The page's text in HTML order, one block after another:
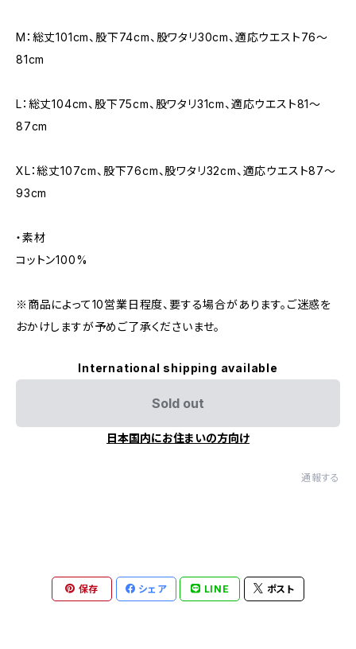
M：総丈101cm、股下74cm、股ワタリ30cm、適応ウエスト76〜
81cm
L：総丈104cm、股下75cm、股ワタリ31cm、適応ウエスト81〜
87cm
XL：総丈107cm、股下76cm、股ワタリ32cm、適応ウエスト87〜
93cm
・素材
コットン100%
※商品によって10営業日程度、要する場合があります。ご迷惑を
おかけしますが予めご了承くださいませ。
International shipping available
Sold out
日本国内にお住まいの方向け
通報する
保存 シェア LINE ポスト